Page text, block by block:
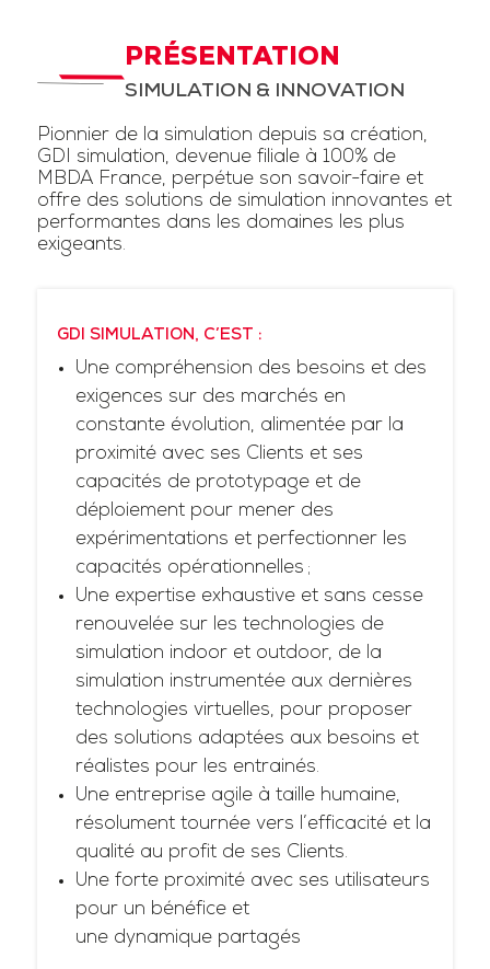
PRÉSENTATION
SIMULATION & INNOVATION
Pionnier de la simulation depuis sa création,
GDI simulation, devenue filiale à 100% de
MBDA France, perpétue son savoir-faire et
offre des solutions de simulation innovantes et
performantes dans les domaines les plus
exigeants.
GDI SIMULATION, C’EST :
Une compréhension des besoins et des
exigences sur des marchés en
constante évolution, alimentée par la
proximité avec ses Clients et ses
capacités de prototypage et de
déploiement pour mener des
expérimentations et perfectionner les
capacités opérationnelles ;
Une expertise exhaustive et sans cesse
renouvelée sur les technologies de
simulation indoor et outdoor, de la
simulation instrumentée aux dernières
technologies virtuelles, pour proposer
des solutions adaptées aux besoins et
réalistes pour les entrainés.
Une entreprise agile à taille humaine,
résolument tournée vers l’efficacité et la
qualité au profit de ses Clients.
Une forte proximité avec ses utilisateurs
pour un bénéfice et
une dynamique partagés